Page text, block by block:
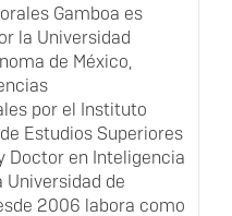
Gamboa es
la Universidad
de México,
por el Instituto
Estudios Superiores
Doctor en Inteligencia
de
2006 labora como